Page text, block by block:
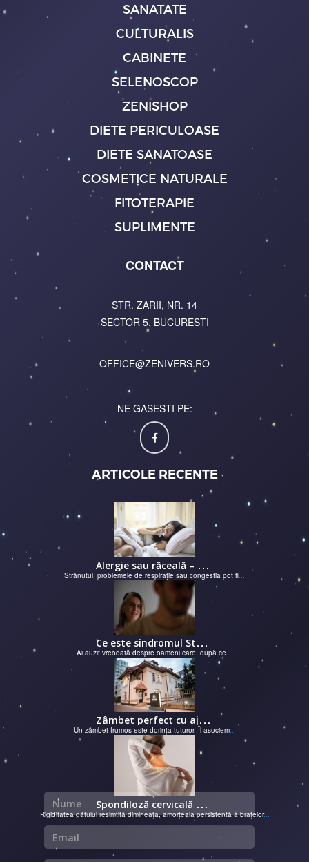
SANATATE
CULTURALIS
CABINETE
SELENOSCOP
ZENISHOP
DIETE PERICULOASE
DIETE SANATOASE
COSMETICE NATURALE
FITOTERAPIE
SUPLIMENTE
CONTACT
STR. ZARII, NR. 14
SECTOR 5, BUCURESTI
OFFICE@ZENIVERS.RO
NE GASESTI PE:
ARTICOLE RECENTE
A
lergie sau răceală – cum îţi dai seama de ce suferi și de ce conteaz...
Strănutul, problemele de respirație sau congestia pot fi
C
e este sindromul Stockholm și de ce victimele își apără agresorii.
Ai auzit vreodată despre oameni care, după ce
Z
âmbet perfect cu ajutorul unui cabinet dentar
Un zâmbet frumos este dorința tuturor. Îl asociem...
S
pondiloză cervicală – semnale de alarmă și soluții moderne chirurgie...
Rigiditatea gâtului resimțită dimineața, amorțeala persistentă a brațelor...
Nume